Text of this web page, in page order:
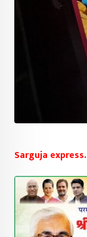
Sarguja express.